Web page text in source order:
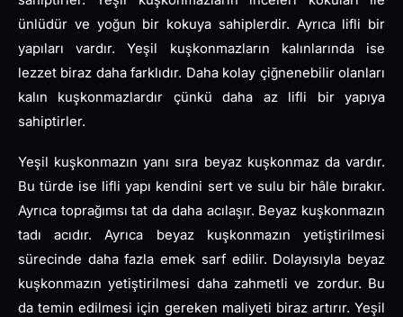
ünlüdür ve yoğun bir kokuya sahiplerdir. Ayrıca lifli bir
yapıları vardır. Yeşil kuşkonmazların kalınlarında ise
lezzet biraz daha farklıdır. Daha kolay çiğnenebilir olanları
kalın kuşkonmazlardır çünkü daha az lifli bir yapıya
sahiptirler.
Yeşil kuşkonmazın yanı sıra beyaz kuşkonmaz da vardır.
Bu türde ise lifli yapı kendini sert ve sulu bir hâle bırakır.
Ayrıca toprağımsı tat da daha acılaşır. Beyaz kuşkonmazın
tadı acıdır. Ayrıca beyaz kuşkonmazın yetiştirilmesi
sürecinde daha fazla emek sarf edilir. Dolayısıyla beyaz
kuşkonmazın yetiştirilmesi daha zahmetli ve zordur. Bu
da temin edilmesi için gereken maliyeti biraz artırır. Yeşil